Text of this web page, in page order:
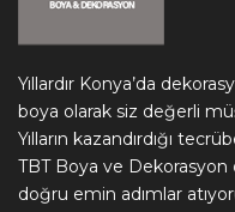
Yıllardır Konya’da
boya olarak siz değerli
Yılların kazandırdığı
TBT Boya ve
doğru emin adımlar